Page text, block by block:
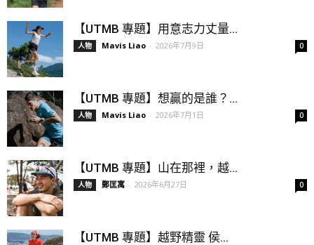
【UTMB 專題】用意志力丈量...
人物 Mavis Liao - 2026年7月9日 0
【UTMB 專題】想贏的是誰？...
人物 Mavis Liao - 2026年7月1日 0
【UTMB 專題】山在那裡，越...
人物 鄭匡寓 - 2026年6月27日 0
【UTMB 專題】越野精靈 侯...